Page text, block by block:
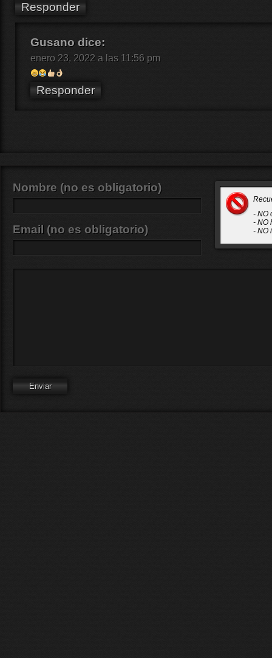
Responder
Gusano dice:
enero 23, 2022 a las 11:56 pm
Responder
- NO
- NO
- NO
Nombre (no es obligatorio)
Email (no es obligatorio)